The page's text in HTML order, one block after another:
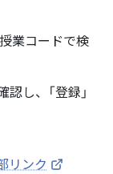
業コードで検
し、「登録」
リンク